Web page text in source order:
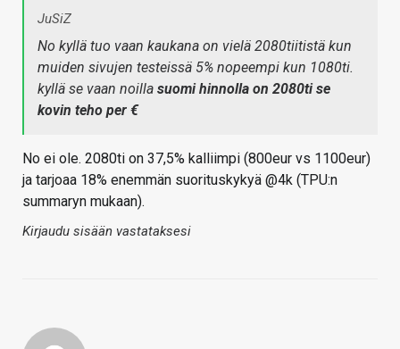
JuSiZ
No kyllä tuo vaan kaukana on vielä 2080tiitistä kun
muiden sivujen testeissä 5% nopeempi kun 1080ti.
kyllä se vaan noilla suomi hinnolla on 2080ti se
kovin teho per €
No ei ole. 2080ti on 37,5% kalliimpi (800eur vs 1100eur)
ja tarjoaa 18% enemmän suorituskykyä @4k (TPU:n
summaryn mukaan).
Kirjaudu sisään vastataksesi